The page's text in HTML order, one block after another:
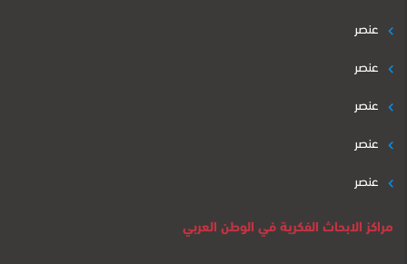
عنصر
عنصر
عنصر
عنصر
عنصر
مراكز الابحاث الفكرية في الوطن العربي